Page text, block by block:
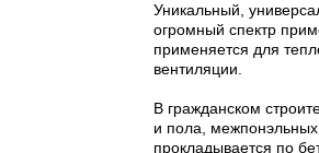
Уникальный,
огромный спектр
применяется для
вентиляции.
В гражданском
и пола, межпонэльных
прокладывается по